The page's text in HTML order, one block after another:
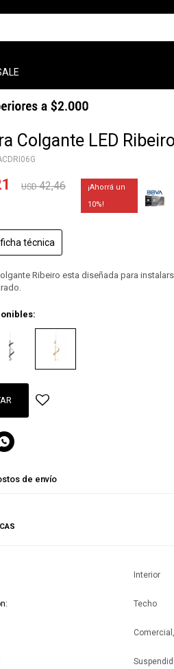
Colgante LED
USD 42,46
10
técnica
Ribeiro esta diseñada para
de envío
Interior
Techo